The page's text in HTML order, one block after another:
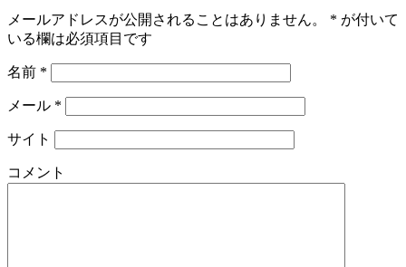
メールアドレスが公開されることはありません。 * が付いて
いる欄は必須項目です
名前 *
メール *
サイト
コメント